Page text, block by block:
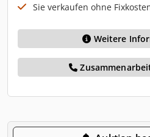
Sie verkaufen ohne
Weitere